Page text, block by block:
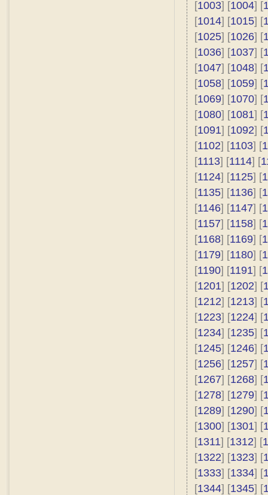
[1003] [1004] [
[1014] [1015] [
[1025] [1026] [
[1036] [1037] [
[1047] [1048] [
[1058] [1059] [
[1069] [1070] [
[1080] [1081] [
[1091] [1092] [
[1102] [1103] [
[1113] [1114] [
[1124] [1125] [
[1135] [1136] [
[1146] [1147] [
[1157] [1158] [
[1168] [1169] [
[1179] [1180] [
[1190] [1191] [
[1201] [1202] [
[1212] [1213] [
[1223] [1224] [
[1234] [1235] [
[1245] [1246] [
[1256] [1257] [
[1267] [1268] [
[1278] [1279] [
[1289] [1290] [
[1300] [1301] [
[1311] [1312] [
[1322] [1323] [
[1333] [1334] [
[1344] [1345] [